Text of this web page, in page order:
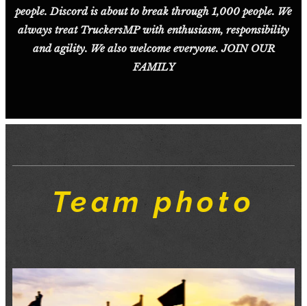
people. Discord is about to break through 1,000 people. We
always treat TruckersMP with enthusiasm, responsibility
and agility. We also welcome everyone. JOIN OUR
FAMILY
Team photo